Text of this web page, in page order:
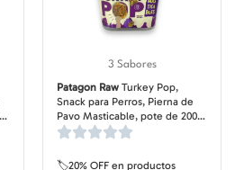
3 Sabores
Patagon Raw Turkey Pop,
Snack para Perros, Pierna de
Pavo Masticable, pote de 200
gr
🏷️20% OFF en productos